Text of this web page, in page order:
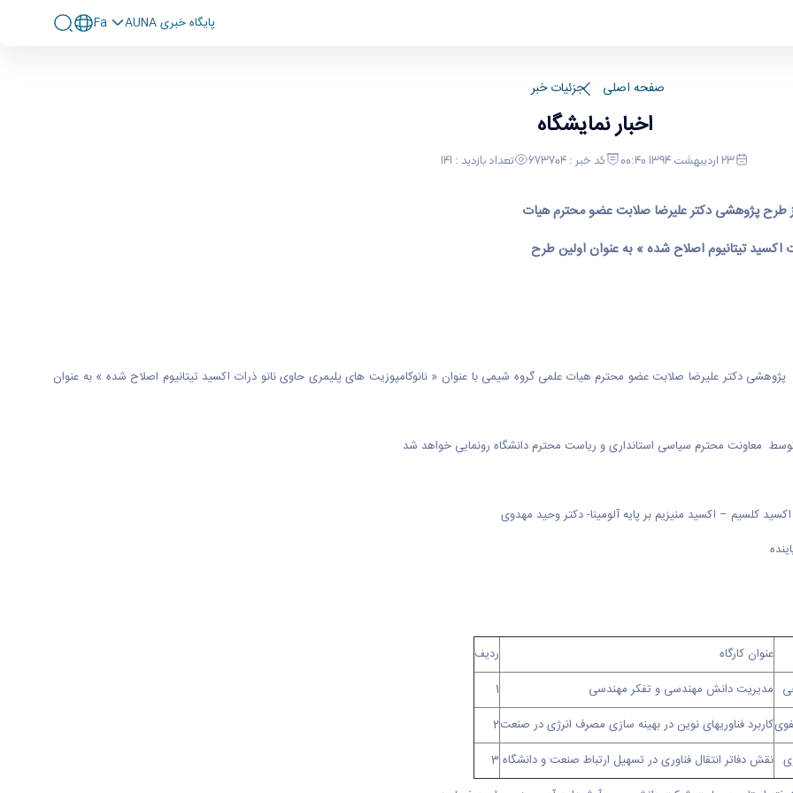
پايگاه خبری AUNA Fa
صفحه اصلی جزئیات خبر
اخبار نمایشگاه
23 اردیبهشت 1394 00:40 کد خبر : 673704 تعداد بازدید : 141
طرح پژوهشی دکتر علیرضا صلابت عضو محترم هیات
اکسید تیتانیوم اصلاح شده » به عنوان اولین طرح
پژوهشی دکتر علیرضا صلابت عضو محترم هیات علمی گروه شیمی با عنوان « نانوکامپوزیت های پلیمری حاوی نانو ذرات اکسید تیتانیوم اصلاح شده » به عنوان
کلسیم – اکسید منیزیم بر پایه آلومینا- دکتر وحید مهدوی
عنوان کارگاه
ردیف
مدیریت دانش مهندسی و تفکر مهندسی
1
کاربرد فناوریهای نوین در بهینه سازی مصرف انرژی در صنعت2
نقش دفاتر انتقال فناوری در تسهیل ارتباط صنعت و دانشگاه 3